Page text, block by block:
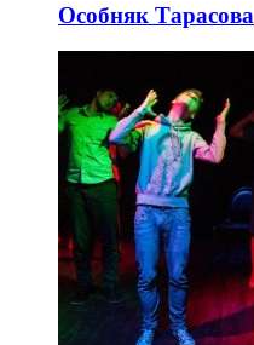
Особняк Тарасова